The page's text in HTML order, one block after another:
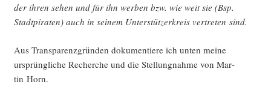
der ihren sehen und für ihn wer­ben bzw. wie weit sie (Bsp.
Stadt­pi­ra­ten) auch in sei­nem Unter­stüt­zer­kreis ver­tre­ten sind.
Aus Trans­pa­renz­grün­den doku­men­tie­re ich unten mei­ne
ursprüng­li­che Recher­che und die Stel­lung­nah­me von Mar­
tin Horn.